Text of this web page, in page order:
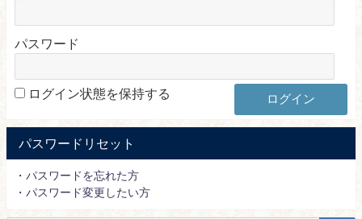
パスワード
ログイン状態を保持する
パスワードリセット
・パスワードを忘れた方
・パスワード変更したい方